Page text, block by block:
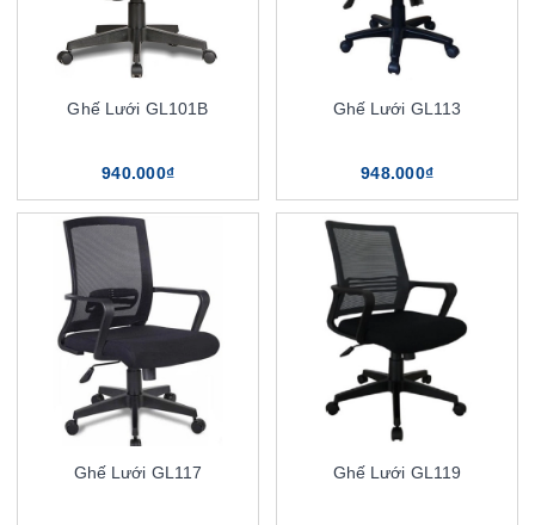
Ghế Lưới GL101B
940.000₫
Ghế Lưới GL113
948.000₫
Ghế Lưới GL117 Ghế Lưới GL119